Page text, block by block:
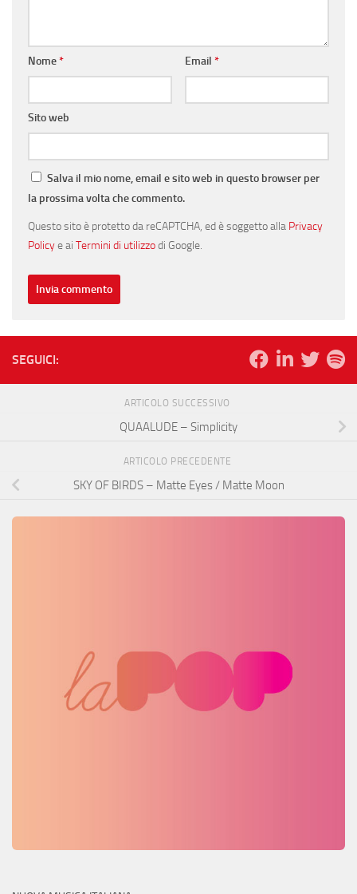
Nome* Email *
Sito web
Salva il mio nome, email e sito web in questo browser per
la prossima volta che commento.
Questo sito è protetto da reCAPTCHA, ed è soggetto alla Privacy
Policye ai Termini di utilizzodi Google.
SEGUICI:
ARTICOLO SUCCESSIVO
QUAALUDE – Simplicity
ARTICOLO PRECEDENTE
SKY OF BIRDS – Matte Eyes / Matte Moon